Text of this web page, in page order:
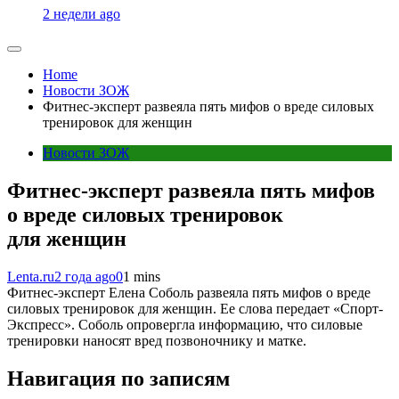
2 недели ago
Home
Новости ЗОЖ
Фитнес-эксперт развеяла пять мифов о вреде силовых
тренировок для женщин
Новости ЗОЖ
Фитнес-эксперт развеяла пять мифов
о вреде силовых тренировок
для женщин
Lenta.ru2 года ago01 mins
Фитнес-эксперт Елена Соболь развеяла пять мифов о вреде
силовых тренировок для женщин. Ее слова передает «Спорт-
Экспресс». Соболь опровергла информацию, что силовые
тренировки наносят вред позвоночнику и матке.
Навигация по записям